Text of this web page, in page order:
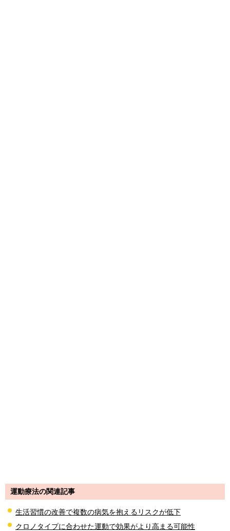
運動療法の関連記事
生活習慣の改善で複数の病気を抱えるリスクが低下
クロノタイプに合わせた運動で効果がより高まる可能性